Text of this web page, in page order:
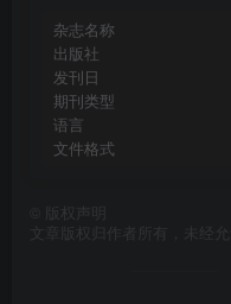
杂志名称
出版社
发刊日
期刊类型
语言
文件格式
版权声明
文章版权归作者所有，未经允